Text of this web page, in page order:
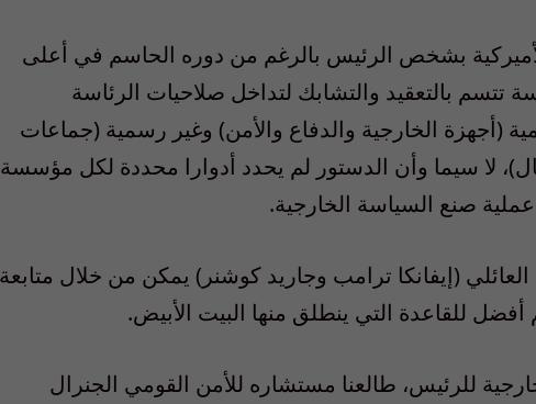
بشخص الرئيس بالرغم من دوره الحاسم في أعلى
تتسم بالتعقيد والتشابك لتداخل صلاحيات الرئاسة
(أجهزة الخارجية والدفاع والأمن) وغير رسمية (جماعات
لا سيما وأن الدستور لم يحدد أدوارا محددة لكل مؤسسة
صنع السياسة الخارجية.
(إيفانكا ترامب وجاريد كوشنر) يمكن من خلال متابعة
للقاعدة التي ينطلق منها البيت الأبيض.
للرئيس، طالعنا مستشاره للأمن القومي الجنرال